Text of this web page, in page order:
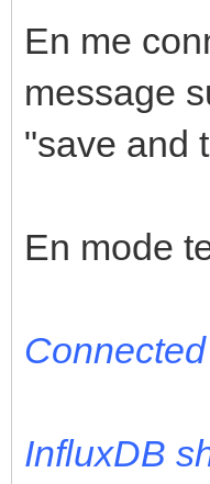
En me
message
"save and
En mode
InfluxDB